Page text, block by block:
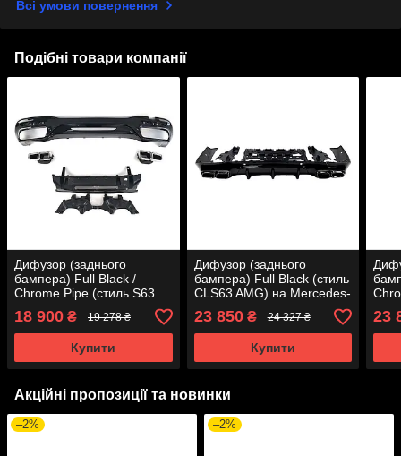
Всі умови повернення
Подібні товари компанії
Дифузор (заднього
бампера) Full Black /
Chrome Pipe (стиль S63
AMG) на Mercedes-Benz
S-Class W222 2017-2020
року
18 900 ₴ 19 278 ₴
Купити
Дифузор (заднього
бампера) Full Black (стиль
CLS63 AMG) на Mercedes-
Benz CLS-Class C257
2018-2022 року
23 850₴ 24 327 ₴
Купити
23
Акційні пропозиції та новинки
–2% –2%